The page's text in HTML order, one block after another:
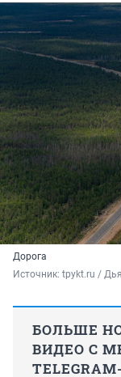
Дорога
Источник: tpykt.ru /
БОЛЬШЕ
ВИДЕО С